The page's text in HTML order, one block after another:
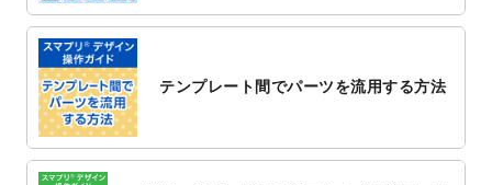
追加しました。
2022/10/20
2022/10/14
年賀ポスターのデザインテンプレートを公
2022/10/6
チラシ作成からポスティング配布注文まで
テンプレート間でパーツを流用する方法